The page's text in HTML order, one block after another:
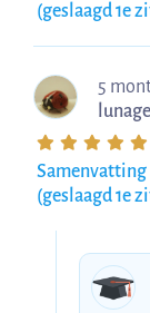
(geslaagd 1e
5
(geslaagd 1e